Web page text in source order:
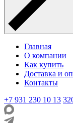
Главная
О компании
Как купить
Доставка и
Контакты
+7 931 230 10 13